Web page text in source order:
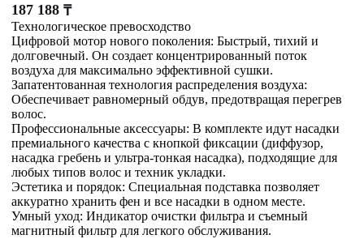
187 188 ₸
Технологическое превосходство
Цифровой мотор нового поколения: Быстрый, тихий и
долговечный. Он создает концентрированный поток
воздуха для максимально эффективной сушки.
Запатентованная технология распределения воздуха:
Обеспечивает равномерный обдув, предотвращая перегрев
волос.
Профессиональные аксессуары: В комплекте идут насадки
премиального качества с кнопкой фиксации (диффузор,
насадка гребень и ультра-тонкая насадка), подходящие для
любых типов волос и техник укладки.
Эстетика и порядок: Специальная подставка позволяет
аккуратно хранить фен и все насадки в одном месте.
Умный уход: Индикатор очистки фильтра и съемный
магнитный фильтр для легкого обслуживания.